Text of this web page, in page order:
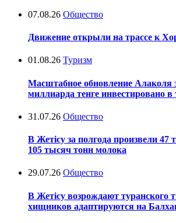
07.08.26 Общество
Движение открыли на трассе к
01.08.26 Туризм
Масштабное обновление Алаколя
миллиарда тенге инвестировано в
31.07.26 Общество
В Жетісу за полгода произвели 47
105 тысяч тонн молока
29.07.26 Общество
В Жетісу возрождают туранского
хищников адаптируются на